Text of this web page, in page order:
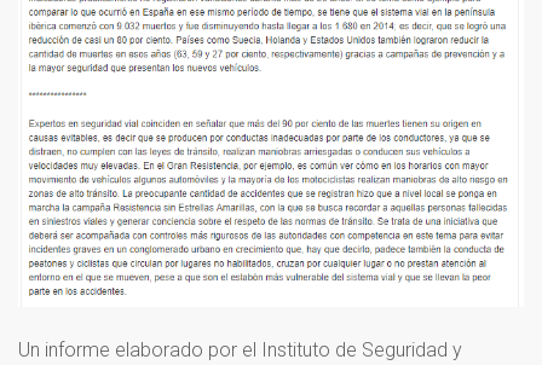
Un informe elaborado por el Instituto de Seguridad y